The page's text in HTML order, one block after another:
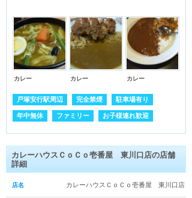
カレー カレー カレー
戸塚安行駅周辺 完全禁煙 駐車場有り
年中無休 ファミリー お子様連れ歓迎
カレーハウスＣｏＣｏ壱番屋 東川口店の店舗
詳細
店名 カレーハウスＣｏＣｏ壱番屋 東川口店